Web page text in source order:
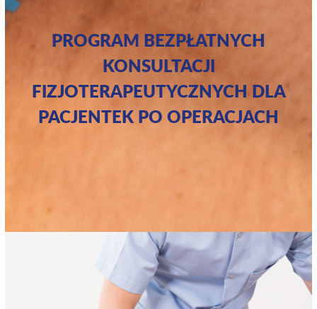
PROGRAM BEZPŁATNYCH
KONSULTACJI
FIZJOTERAPEUTYCZNYCH DLA
PACJENTEK PO OPERACJACH